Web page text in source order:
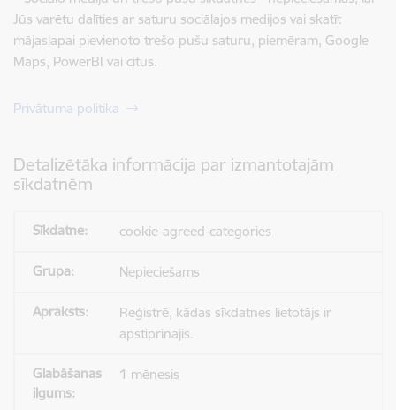
Jūs varētu dalīties ar saturu sociālajos medijos vai skatīt
mājaslapai pievienoto trešo pušu saturu, piemēram, Google
Maps, PowerBI vai citus.
Privātuma politika
Detalizētāka informācija par izmantotajām
sīkdatnēm
cookie-agreed-categories
Nepieciešams
Reģistrē, kādas sīkdatnes lietotājs ir
apstiprinājis.
1 mēnesis